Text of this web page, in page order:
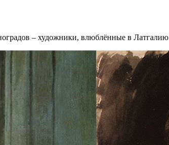
– художники, влюблённые в Латгалию